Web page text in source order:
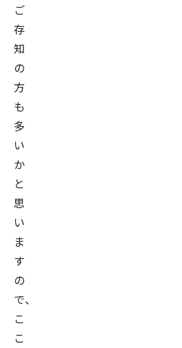
ご
存
知
の
方
も
多
い
か
と
思
い
ま
す
の
で、
こ
こ